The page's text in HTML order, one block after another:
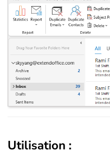
Utilisation :